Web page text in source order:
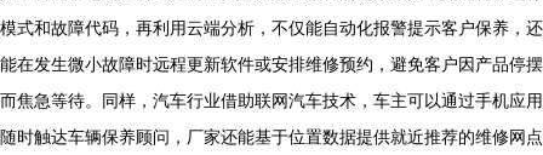
模式和故障代码，再利用云端分析，不仅能自动化报警提示客户保养，还
能在发生微小故障时远程更新软件或安排维修预约，避免客户因产品停摆
而焦急等待。同样，汽车行业借助联网汽车技术，车主可以通过手机应用
随时触达车辆保养顾问，厂家还能基于位置数据提供就近推荐的维修网点